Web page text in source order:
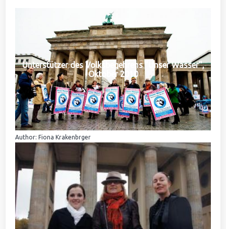
Unterstützer des Volksbegehrens "Unser Wasser",
Oktober 2010
Author: Fiona Krakenbrger